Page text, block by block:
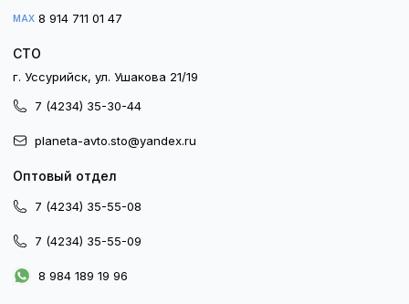
MAX 8 914 711 01 47
СТО
г. Уссурийск, ул. Ушакова 21/19
7 (4234) 35-30-44
planeta-avto.sto@yandex.ru
Оптовый отдел
7 (4234) 35-55-08
7 (4234) 35-55-09
8 984 189 19 96